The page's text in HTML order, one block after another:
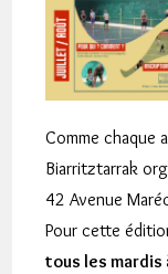
Comme chaque
Biarritztarrak
42 Avenue
Pour cette
tous les mardis